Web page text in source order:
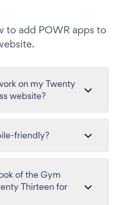
to add POWR apps to
on my Twenty
website?
friendly?
of the Gym
Thirteen for